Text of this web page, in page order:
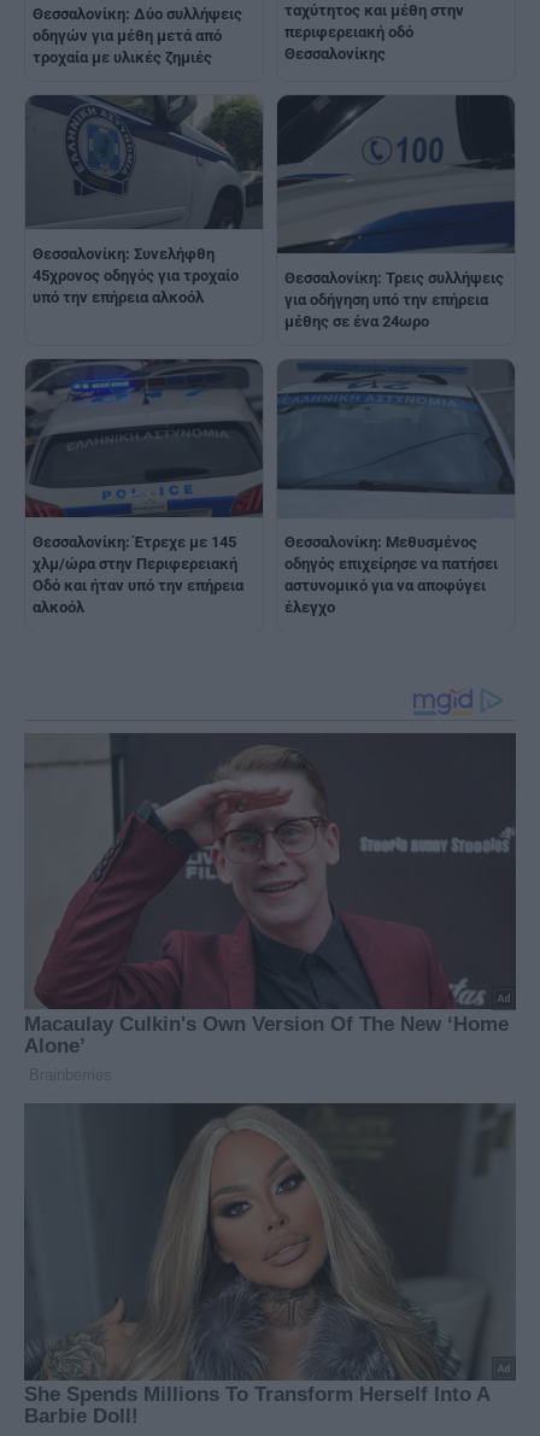
Θεσσαλονίκη: Δύο συλλήψεις
οδηγών για μέθη μετά από
τροχαία με υλικές ζημιές
ταχύτητος και μέθη στην
περιφερειακή οδό
Θεσσαλονίκης
Θεσσαλονίκη: Συνελήφθη
45χρονος οδηγός για τροχαίο
υπό την επήρεια αλκοόλ
Θεσσαλονίκη: Τρεις συλλήψεις
για οδήγηση υπό την επήρεια
μέθης σε ένα 24ωρο
Θεσσαλονίκη: Έτρεχε με 145
χλμ/ώρα στην Περιφερειακή
Οδό και ήταν υπό την επήρεια
αλκοόλ
Θεσσαλονίκη: Μεθυσμένος
οδηγός επιχείρησε να πατήσει
αστυνομικό για να αποφύγει
έλεγχο